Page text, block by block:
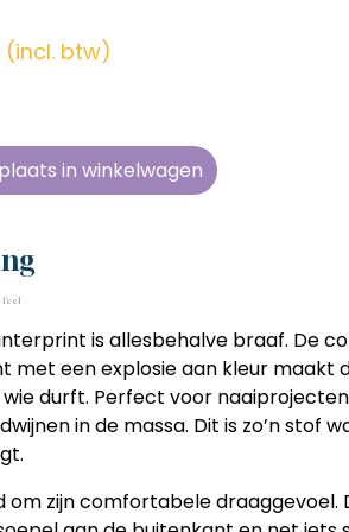
(incl. btw)
plaats in winkelwagen
is allesbehalve braaf. De
met een explosie aan kleur maakt
durft. Perfect voor naaiprojecten
in de massa. Dit is zo’n stof
zijn comfortabele draaggevoel.
tijd
en
tijd
en
tijd
en
tijd
en